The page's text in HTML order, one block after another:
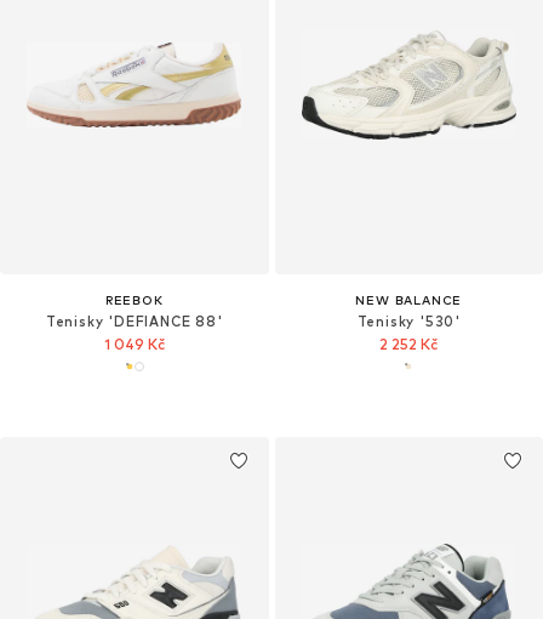
REEBOK
Tenisky 'DEFIANCE 88'
1 049 Kč
NEW BALANCE
Tenisky '530'
2 252 Kč